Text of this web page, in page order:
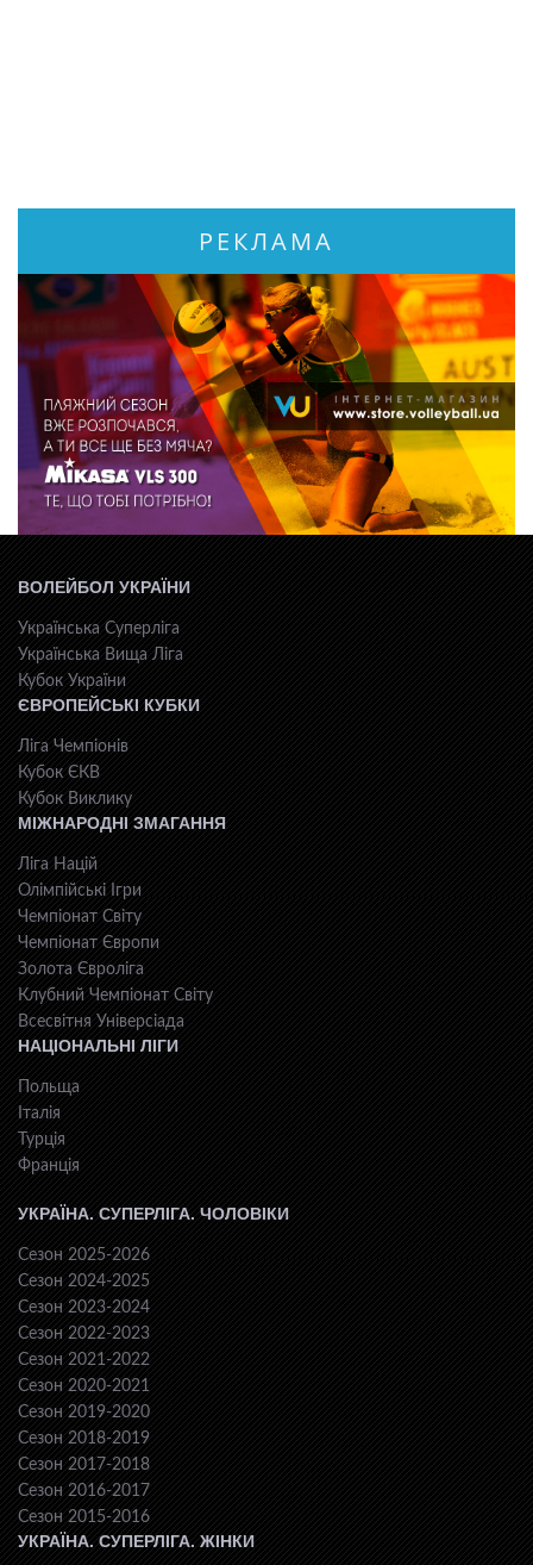
РЕКЛАМА
ВОЛЕЙБОЛ УКРАЇНИ
Українська Суперліга
Українська Вища Ліга
Кубок України
ЄВРОПЕЙСЬКІ КУБКИ
Ліга Чемпіонів
Кубок ЄКВ
Кубок Виклику
МІЖНАРОДНІ ЗМАГАННЯ
Ліга Націй
Олімпійські Ігри
Чемпіонат Світу
Чемпіонат Європи
Золота Євроліга
Клубний Чемпіонат Світу
Всесвiтня Унiверсiaда
НАЦІОНАЛЬНІ ЛІГИ
Польща
Італія
Турція
Франція
УКРАЇНА. СУПЕРЛІГА. ЧОЛОВІКИ
Сезон 2025-2026
Сезон 2024-2025
Сезон 2023-2024
Сезон 2022-2023
Сезон 2021-2022
Сезон 2020-2021
Сезон 2019-2020
Сезон 2018-2019
Сезон 2017-2018
Сезон 2016-2017
Сезон 2015-2016
УКРАЇНА. СУПЕРЛІГА. ЖІНКИ